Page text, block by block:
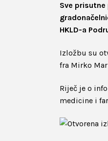
Sve
HKLD-a
Izložbu su
fra Mirko
Riječ je o
medicine i